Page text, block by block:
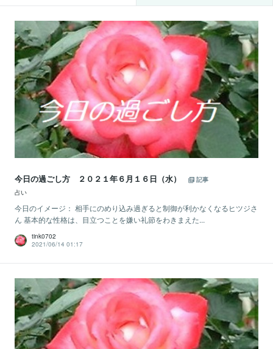
今日の過ごし方 ２０２１年６月１６日（水）
記事
占い
今日のイメージ： 相手にのめり込み過ぎると制御が利かなくなるヒツジさ
ん 基本的な性格は、目立つことを嫌い礼節をわきまえた...
tink0702
2021/06/14 01:17